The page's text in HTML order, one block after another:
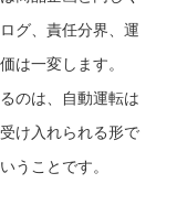
グ、責任分界、運
は一変します。
のは、自動運転は
け入れられる形で
うことです。